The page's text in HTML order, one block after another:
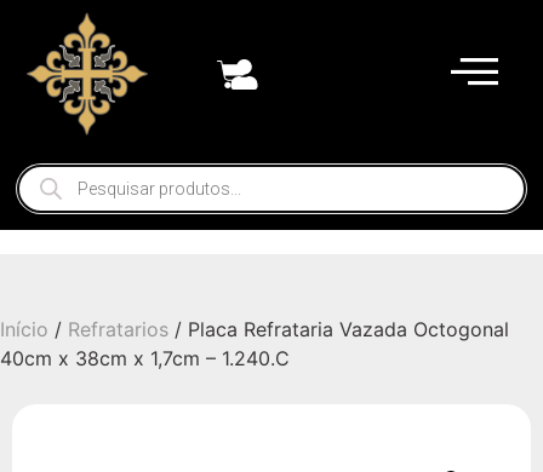
Início / Refratarios / Placa Refrataria Vazada Octogonal
40cm x 38cm x 1,7cm – 1.240.C